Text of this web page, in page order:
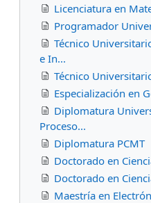
Licenciatura en
Programador
Técnico
e In...
Técnico
Especialización en
Diplomatura
Proceso...
Diplomatura PCMT
Doctorado en
Doctorado en
Maestría en